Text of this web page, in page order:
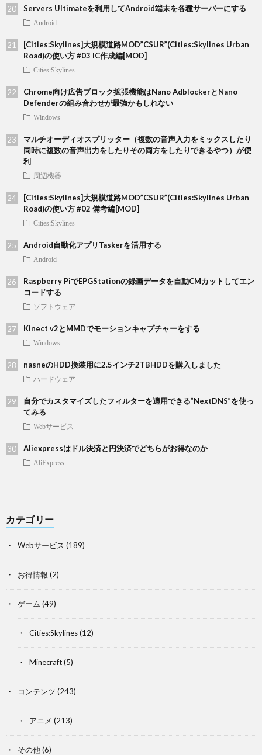
Servers Ultimateを利用してAndroid端末を各種サーバーにする
Android
[Cities:Skylines]大規模道路MOD”CSUR”(Cities:Skylines Urban
Road)の使い方 #03 IC作成編[MOD]
Cities:Skylines
Chrome向け広告ブロック拡張機能はNano AdblockerとNano
Defenderの組み合わせが最強かもしれない
Windows
マルチオーディオスプリッター（複数の音声入力をミックスしたり
同時に複数の音声出力をしたりその両方をしたりできるやつ）が便
利
周辺機器
[Cities:Skylines]大規模道路MOD”CSUR”(Cities:Skylines Urban
Road)の使い方 #02 備考編[MOD]
Cities:Skylines
Android自動化アプリTaskerを活用する
Android
Raspberry PiでEPGStationの録画データを自動CMカットしてエン
コードする
ソフトウェア
Kinect v2とMMDでモーションキャプチャーをする
Windows
nasneのHDD換装用に2.5インチ2TBHDDを購入しました
ハードウェア
自分でカスタマイズしたフィルターを適用できる”NextDNS”を使っ
てみる
Webサービス
Aliexpressはドル決済と円決済でどちらがお得なのか
AliExpress
カテゴリー
Webサービス (189)
お得情報 (2)
ゲーム (49)
Cities:Skylines(12)
Minecraft(5)
コンテンツ (243)
アニメ (213)
その他(6)